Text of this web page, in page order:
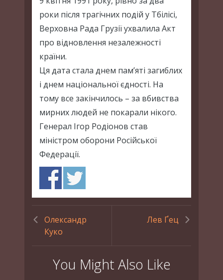
роки після трагічних подій у Тбілісі,
Верховна Рада Грузії ухвалила Акт
про відновлення незалежності
країни.
Ця дата стала днем пам’яті загиблих
і днем національної єдності. На
тому все закінчилось – за вбивства
мирних людей не покарали нікого.
Генерал Ігор Родіонов став
міністром оборони Російської
Федерації.
Олександр
Куко
Лев Ґец
You Might Also Like